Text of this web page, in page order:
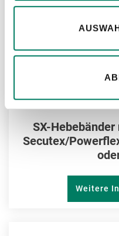
SX-Hebebänder
Secutex/
Weitere